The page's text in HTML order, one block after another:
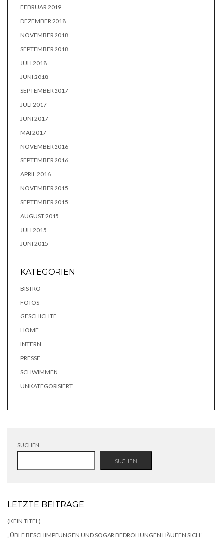
FEBRUAR 2019
DEZEMBER 2018
NOVEMBER 2018
SEPTEMBER 2018
JULI 2018
JUNI 2018
SEPTEMBER 2017
JULI 2017
JUNI 2017
MAI 2017
NOVEMBER 2016
SEPTEMBER 2016
APRIL 2016
NOVEMBER 2015
SEPTEMBER 2015
AUGUST 2015
JULI 2015
JUNI 2015
KATEGORIEN
BISTRO
FOTOS
GESCHICHTE
HOME
INTERN
PRESSE
SCHWIMMEN
UNKATEGORISIERT
SUCHEN
SUCHEN
LETZTE BEITRÄGE
(KEIN TITEL)
„ÜBLE BESCHIMPFUNGEN UND SOGAR BEDROHUNGEN HÄUFEN SICH“